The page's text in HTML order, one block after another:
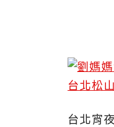
台北宵